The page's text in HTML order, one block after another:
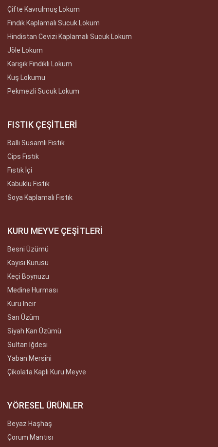
Çifte Kavrulmuş Lokum
Fındık Kaplamalı Sucuk Lokum
Hindistan Cevizi Kaplamalı Sucuk Lokum
Jöle Lokum
Karışık Fındıklı Lokum
Kuş Lokumu
Pekmezli Sucuk Lokum
FISTIK ÇEŞİTLERİ
Ballı Susamlı Fıstık
Cips Fıstık
Fıstık İçi
Kabuklu Fıstık
Soya Kaplamalı Fıstık
KURU MEYVE ÇEŞİTLERİ
Besni Üzümü
Kayısı Kurusu
Keçi Boynuzu
Medine Hurması
Kuru Incir
Sarı Üzüm
Siyah Kan Üzümü
Sultan Iğdesi
Yaban Mersini
Çikolata Kaplı Kuru Meyve
YÖRESEL ÜRÜNLER
Beyaz Haşhaş
Çorum Mantısı